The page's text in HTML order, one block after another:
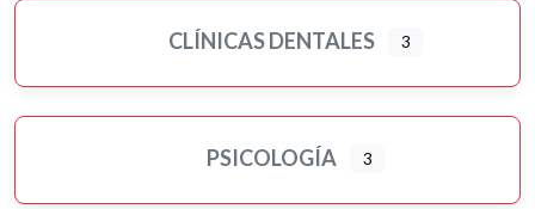
CLÍNICAS DENTALES 3
PSICOLOGÍA 3